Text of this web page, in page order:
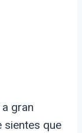
gran
sientes que